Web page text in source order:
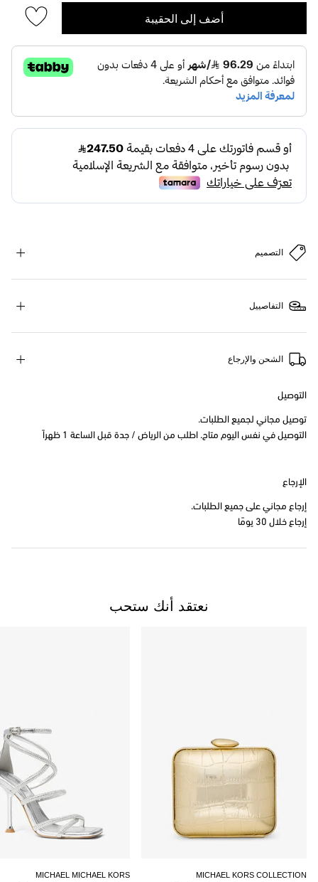
أضف إلى الحقيبة
التصميم
التفاصييل
الشحن والإرجاع
التوصيل
توصيل مجاني لجميع الطلبات.
التوصيل في نفس اليوم متاح. اطلب من الرياض / جدة قبل الساعة 1 ظهراً
الإرجاع
إرجاع مجاني على جميع الطلبات.
إرجاع خلال 30 يومًا
نعتقد أنك ستحب
MICHAEL MICHAEL KORS MICHAEL KORS COLLECTION